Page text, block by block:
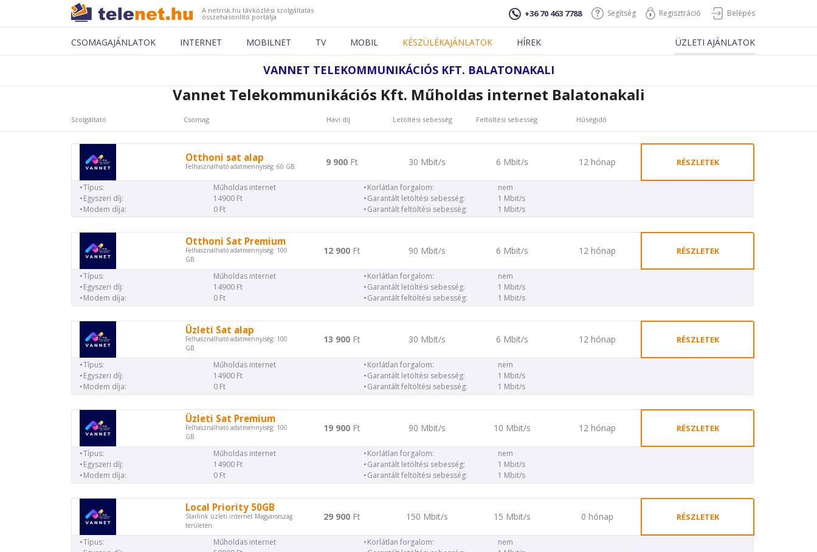
A netrisk.hu távközlési szolgáltatás
összehasonlító portálja +36 70 463 7788 Segítség Regisztráció Belépés
CSOMAGAJÁNLATOK INTERNET MOBILNET TV MOBIL KÉSZÜLÉKAJÁNLATOK HÍREK ÜZLETI AJÁNLATOK
VANNET TELEKOMMUNIKÁCIÓS KFT. BALATONAKALI
Vannet Telekommunikációs Kft. Műholdas internet Balatonakali
Szolgáltató Csomag Havi díj Letöltési sebesség Feltöltési sebesség Hűségidő
Otthoni sat alap
Felhasználható adatmennyiség: 60 GB. 9 900Ft 30 Mbit/s 6 Mbit/s 12 hónap RÉSZLETEK
Típus:
Műholdas internet
Egyszeri díj:
14900 Ft
Modem díja:
0 Ft
Korlátlan forgalom:
nem
Garantált letöltési sebesség:
1 Mbit/s
Garantált feltöltési sebesség:
1 Mbit/s
Otthoni Sat Premium
Felhasználható adatmennyiség: 100
GB.
12 900Ft 90 Mbit/s 6 Mbit/s 12 hónap RÉSZLETEK
Típus:
Műholdas internet
Egyszeri díj:
14900 Ft
Modem díja:
0 Ft
Korlátlan forgalom:
nem
Garantált letöltési sebesség:
1 Mbit/s
Garantált feltöltési sebesség:
1 Mbit/s
Üzleti Sat alap
Felhasználható adatmennyiség: 100
GB.
13 900Ft 30 Mbit/s 6 Mbit/s 12 hónap RÉSZLETEK
Típus:
Műholdas internet
Egyszeri díj:
14900 Ft
Modem díja:
0 Ft
Korlátlan forgalom:
nem
Garantált letöltési sebesség:
1 Mbit/s
Garantált feltöltési sebesség:
1 Mbit/s
Üzleti Sat Premium
Felhasználható adatmennyiség: 100
GB.
19 900Ft 90 Mbit/s 10 Mbit/s 12 hónap RÉSZLETEK
Típus:
Műholdas internet
Egyszeri díj:
14900 Ft
Modem díja:
0 Ft
Korlátlan forgalom:
nem
Garantált letöltési sebesség:
1 Mbit/s
Garantált feltöltési sebesség:
1 Mbit/s
Local Priority 50GB
Starlink üzleti internet Magyarország
területén.
29 900Ft 150 Mbit/s 15 Mbit/s 0 hónap RÉSZLETEK
Típus:
Műholdas internet
Korlátlan forgalom:
nem